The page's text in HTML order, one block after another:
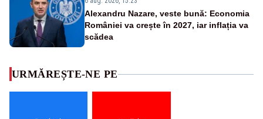
Alexandru Nazare, veste bună: Economia
României va crește în 2027, iar inflația va
scădea
URMĂREȘTE-NE PE